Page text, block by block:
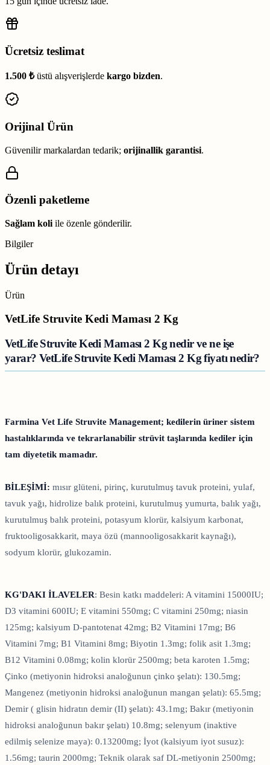
Ücretsiz teslimat
1.500 ₺üstü alışverişlerde kargo bizden.
Orijinal Ürün
Güvenilir markalardan tedarik; orijinallik garantisi.
Özenli paketleme
Sağlam koli ile özenle gönderilir.
Bilgiler
Ürün detayı
Ürün
VetLife Struvite Kedi Maması 2 Kg
VetLife Struvite Kedi Maması 2 Kg nedir ve ne işe
yarar? VetLife Struvite Kedi Maması 2 Kg fiyatı nedir?
Farmina Vet Life Struvite Management; kedilerin üriner sistem
hastalıklarında ve tekrarlanabilir strüvit taşlarında kediler için
tam diyetetik mamadır.
BİLEŞİMİ: mısır glüteni, pirinç, kurutulmuş tavuk proteini, yulaf,
tavuk yağı, hidrolize balık proteini, kurutulmuş yumurta, balık yağı,
kurutulmuş balık proteini, potasyum klorür, kalsiyum karbonat,
fruktooligosakkarit, maya özü (mannooligosakkarit kaynağı),
sodyum klorür, glukozamin.
KG'DAKI İLAVELER: Besin katkı maddeleri: A vitamini 15000IU;
D3 vitamini 600IU; E vitamini 550mg; C vitamini 250mg; niasin
125mg; kalsiyum D-pantotenat 42mg; B2 Vitamini 17mg; B6
Vitamini 7mg; B1 Vitamini 8mg; Biyotin 1.3mg; folik asit 1.3mg;
B12 Vitamini 0.08mg; kolin klorür 2500mg; beta karoten 1.5mg;
Çinko (metiyonin hidroksi analoğunun çinko şelatı): 130.5mg;
Mangenez (metiyonin hidroksi analoğunun mangan şelatı): 65.5mg;
Demir ( glisin hidratın demir (II) şelatı): 43.1mg; Bakır (metiyonin
hidroksi analoğunun bakır şelatı) 10.8mg; selenyum (inaktive
edilmiş selenize maya): 0.13200mg; İyot (kalsiyum iyot susuz):
1.56mg; taurin 2000mg; Teknik olarak saf DL-metiyonin 2500mg;